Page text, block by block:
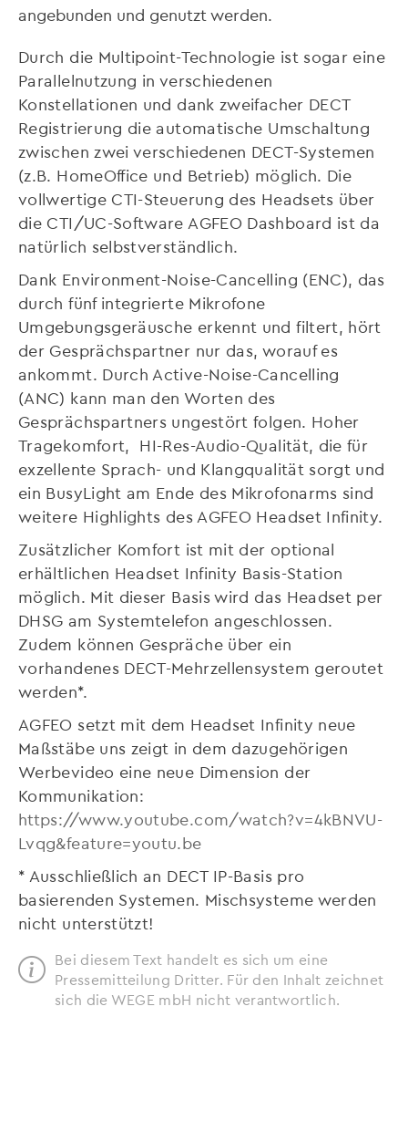
angebunden und genutzt werden.
Durch die Multipoint-Technologie ist sogar eine
Parallelnutzung in verschiedenen
Konstellationen und dank zweifacher DECT
Registrierung die automatische Umschaltung
zwischen zwei verschiedenen DECT-Systemen
(z.B. HomeOffice und Betrieb) möglich. Die
vollwertige CTI-Steuerung des Headsets über
die CTI/UC-Software AGFEO Dashboard ist da
natürlich selbstverständlich.
Dank Environment-Noise-Cancelling (ENC), das
durch fünf integrierte Mikrofone
Umgebungsgeräusche erkennt und filtert, hört
der Gesprächspartner nur das, worauf es
ankommt. Durch Active-Noise-Cancelling
(ANC) kann man den Worten des
Gesprächspartners ungestört folgen. Hoher
Tragekomfort, HI-Res-Audio-Qualität, die für
exzellente Sprach- und Klangqualität sorgt und
ein BusyLight am Ende des Mikrofonarms sind
weitere Highlights des AGFEO Headset Infinity.
Zusätzlicher Komfort ist mit der optional
erhältlichen Headset Infinity Basis-Station
möglich. Mit dieser Basis wird das Headset per
DHSG am Systemtelefon angeschlossen.
Zudem können Gespräche über ein
vorhandenes DECT-Mehrzellensystem geroutet
werden*.
AGFEO setzt mit dem Headset Infinity neue
Maßstäbe uns zeigt in dem dazugehörigen
Werbevideo eine neue Dimension der
Kommunikation:
https://www.youtube.com/watch?v=4kBNVU-
Lvqg&feature=youtu.be
* Ausschließlich an DECT IP-Basis pro
basierenden Systemen. Mischsysteme werden
nicht unterstützt!
Bei diesem Text handelt es sich um eine
Pressemitteilung Dritter. Für den Inhalt zeichnet
sich die WEGE mbH nicht verantwortlich.